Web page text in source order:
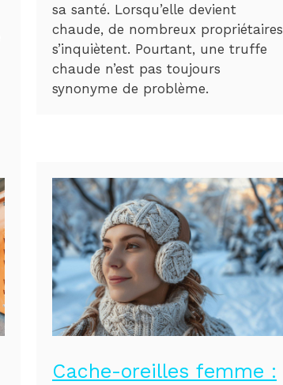
sa santé. Lorsqu’elle devient
chaude, de nombreux propriétaires
s’inquiètent. Pourtant, une truffe
chaude n’est pas toujours
synonyme de problème.
Cache-oreilles femme :